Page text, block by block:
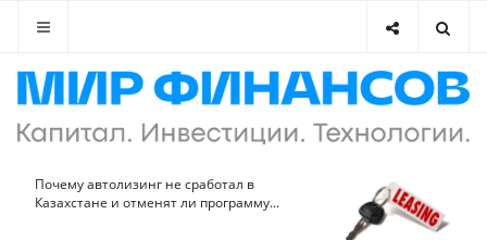
Почему автолизинг не сработал в
Казахстане и отменят ли программу...